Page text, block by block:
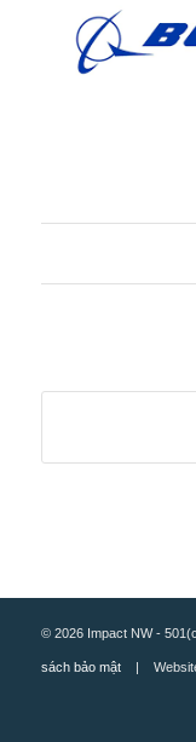
© 2026 Impact NW -
sách bảo mật| Website